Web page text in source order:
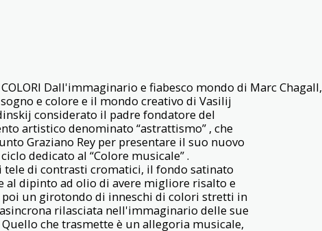
COLORI Dall'immaginario e fiabesco mondo di Marc Chagall,
e colore e il mondo creativo di Vasilij
considerato il padre fondatore del
artistico denominato “astrattismo” , che
Graziano Rey per presentare il suo nuovo
ciclo dedicato al “Colore musicale” .
tele di contrasti cromatici, il fondo satinato
al dipinto ad olio di avere migliore risalto e
poi un girotondo di inneschi di colori stretti in
rilasciata nell'immaginario delle sue
che trasmette è un allegoria musicale,